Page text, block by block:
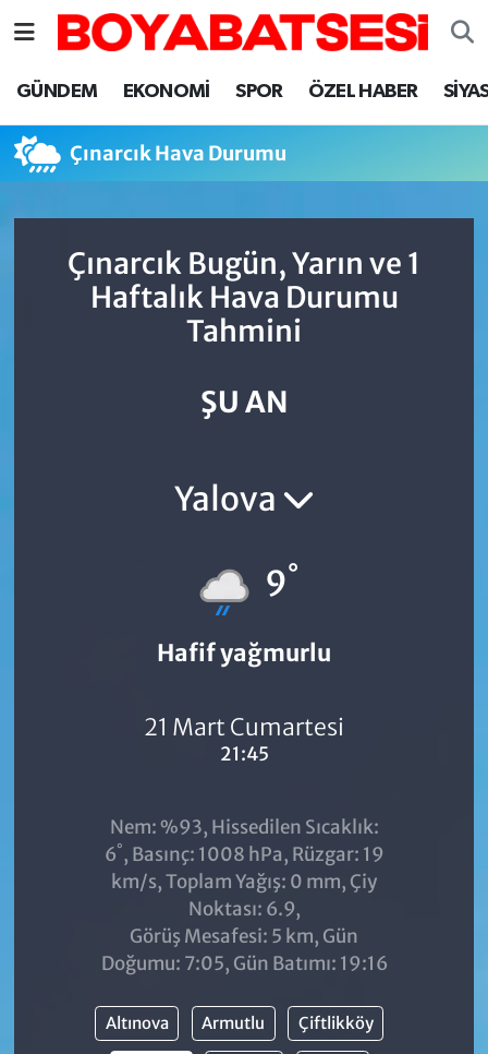
GÜNDEM EKONOMİ SPOR ÖZEL HABER
Çınarcık Hava Durumu
Çınarcık Bugün, Yarın ve 1
Haftalık Hava Durumu
Tahmini
ŞU AN
Yalova
9°
Hafif yağmurlu
21 Mart Cumartesi
21:45
Nem: %93, Hissedilen Sıcaklık:
6°, Basınç: 1008 hPa, Rüzgar: 19
km/s, Toplam Yağış: 0 mm, Çiy
Noktası: 6.9,
Görüş Mesafesi: 5 km, Gün
Doğumu: 7:05, Gün Batımı: 19:16
Altınova Armutlu Çiftlikköy
Sinop Nöbetçi Eczaneler
Sinop Hava Durumu
Sinop Trafik Yoğunluk Haritası
Süper Lig Puan Durumu ve Fikstür
Son Dakika Haberleri